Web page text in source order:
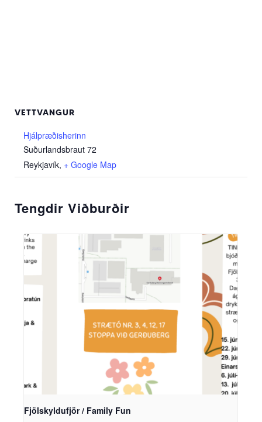
VETTVANGUR
Hjálpræðisherinn
Suðurlandsbraut 72
Reykjavík, + Google Map
Tengdir Viðburðir
Fjölskyldufjör / Family Fun